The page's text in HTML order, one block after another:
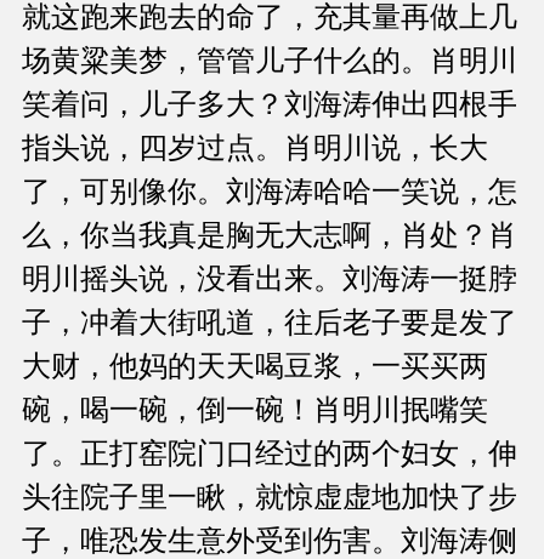
就这跑来跑去的命了，充其量再做上几
场黄粱美梦，管管儿子什么的。肖明川
笑着问，儿子多大？刘海涛伸出四根手
指头说，四岁过点。肖明川说，长大
了，可别像你。刘海涛哈哈一笑说，怎
么，你当我真是胸无大志啊，肖处？肖
明川摇头说，没看出来。刘海涛一挺脖
子，冲着大街吼道，往后老子要是发了
大财，他妈的天天喝豆浆，一买买两
碗，喝一碗，倒一碗！肖明川抿嘴笑
了。正打窑院门口经过的两个妇女，伸
头往院子里一瞅，就惊虚虚地加快了步
子，唯恐发生意外受到伤害。刘海涛侧